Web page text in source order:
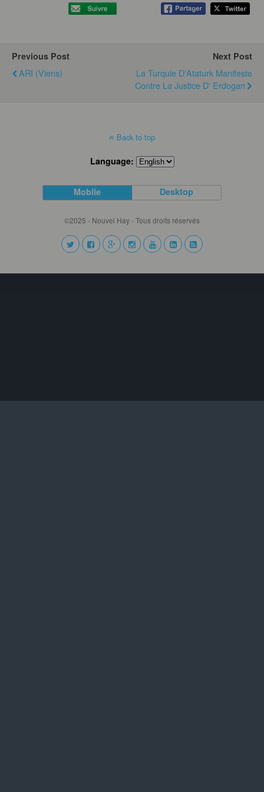
Previous Post
ARI (Viens)
Next Post
La Turquie D'Ataturk Manifeste
Contre La Justice D' Erdogan
Back to top
Language:
Mobile Desktop
©2025 - Nouvel Hay - Tous droits réservés